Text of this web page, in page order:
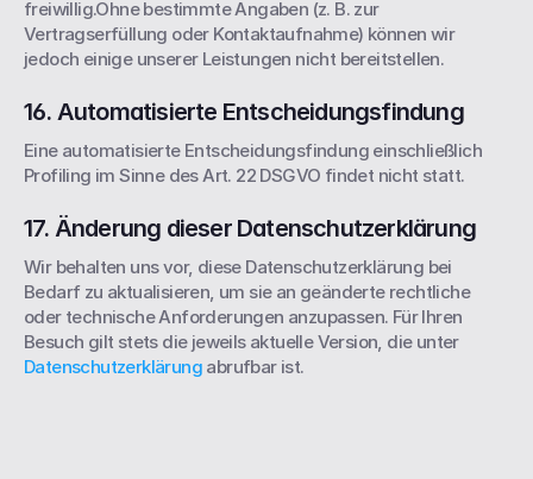
freiwillig.Ohne bestimmte Angaben (z. B. zur
Vertragserfüllung oder Kontaktaufnahme) können wir
jedoch einige unserer Leistungen nicht bereitstellen.
16. Automatisierte Entscheidungsfindung
Eine automatisierte Entscheidungsfindung einschließlich
Profiling im Sinne des Art. 22 DSGVO findet nicht statt.
17. Änderung dieser Datenschutzerklärung
Wir behalten uns vor, diese Datenschutzerklärung bei
Bedarf zu aktualisieren, um sie an geänderte rechtliche
oder technische Anforderungen anzupassen. Für Ihren
Besuch gilt stets die jeweils aktuelle Version, die unter
Datenschutzerklärung abrufbar ist.